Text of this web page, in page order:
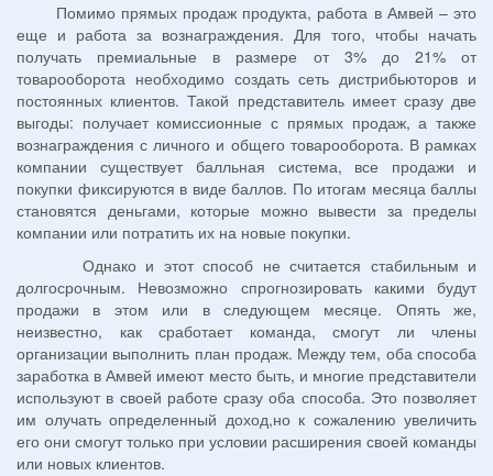
Помимо прямых продаж продукта, работа в Амвей – это
еще и работа за вознаграждения. Для того, чтобы начать
получать премиальные в размере от 3% до 21% от
товарооборота необходимо создать сеть дистрибьюторов и
постоянных клиентов. Такой представитель имеет сразу две
выгоды: получает комиссионные с прямых продаж, а также
вознаграждения с личного и общего товарооборота. В рамках
компании существует балльная система, все продажи и
покупки фиксируются в виде баллов. По итогам месяца баллы
становятся деньгами, которые можно вывести за пределы
компании или потратить их на новые покупки.
Однако и этот способ не считается стабильным и
долгосрочным. Невозможно спрогнозировать какими будут
продажи в этом или в следующем месяце. Опять же,
неизвестно, как сработает команда, смогут ли члены
организации выполнить план продаж. Между тем, оба способа
заработка в Амвей имеют место быть, и многие представители
используют в своей работе сразу оба способа. Это позволяет
им олучать определенный доход,но к сожалению увеличить
его они смогут только при условии расширения своей команды
или новых клиентов.